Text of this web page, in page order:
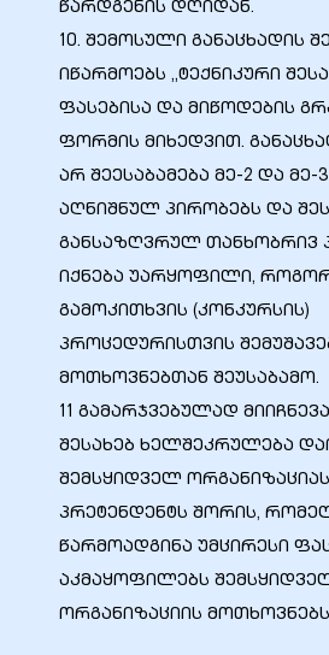
წარდგენის დღიდან.
10. შემოსული განაცხადის
იწარმოებს „ტექნიკური
ფასებისა და მიწოდების
ფორმის მიხედვით.
არ შეესაბამება მე-2 და მე-
აღნიშნულ პირობებს და
განსაზღვრულ თანხობრივ
იქნება უარყოფილი,
გამოკითხვის (კონკურსის)
პროცედურისთვის
მოთხოვნებთან შეუსაბამო.
11 გამარჯვებულად
შესახებ ხელშეკრულება
შემსყიდველ
პრეტენდენტს შორის,
წარმოადგინა უმცირესი
აკმაყოფილებს
ორგანიზაციის